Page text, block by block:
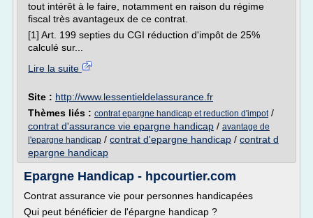
tout intérêt à le faire, notamment en raison du régime
fiscal très avantageux de ce contrat.
[1] Art. 199 septies du CGI réduction d'impôt de 25%
calculé sur...
Lire la suite
Site : http://www.lessentieldelassurance.fr
Thèmes liés : contrat epargne handicap et reduction d'impot/
contrat d'assurance vie epargne handicap / avantage de
l'epargne handicap / contrat d'epargne handicap / contrat d
epargne handicap
Epargne Handicap - hpcourtier.com
Contrat assurance vie pour personnes handicapées
Qui peut bénéficier de l'épargne handicap ?